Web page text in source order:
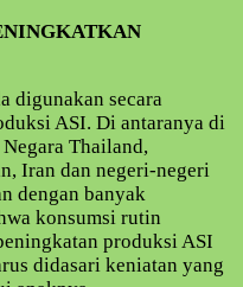
digunakan secara
ASI. Di antaranya di
Thailand,
Iran dan negeri-negeri
dengan banyak
konsumsi rutin
produksi ASI
didasari keniatan yang